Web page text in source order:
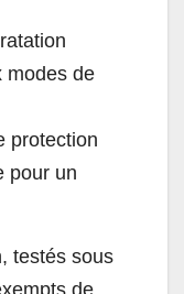
modes de
protection
pour un
testés sous